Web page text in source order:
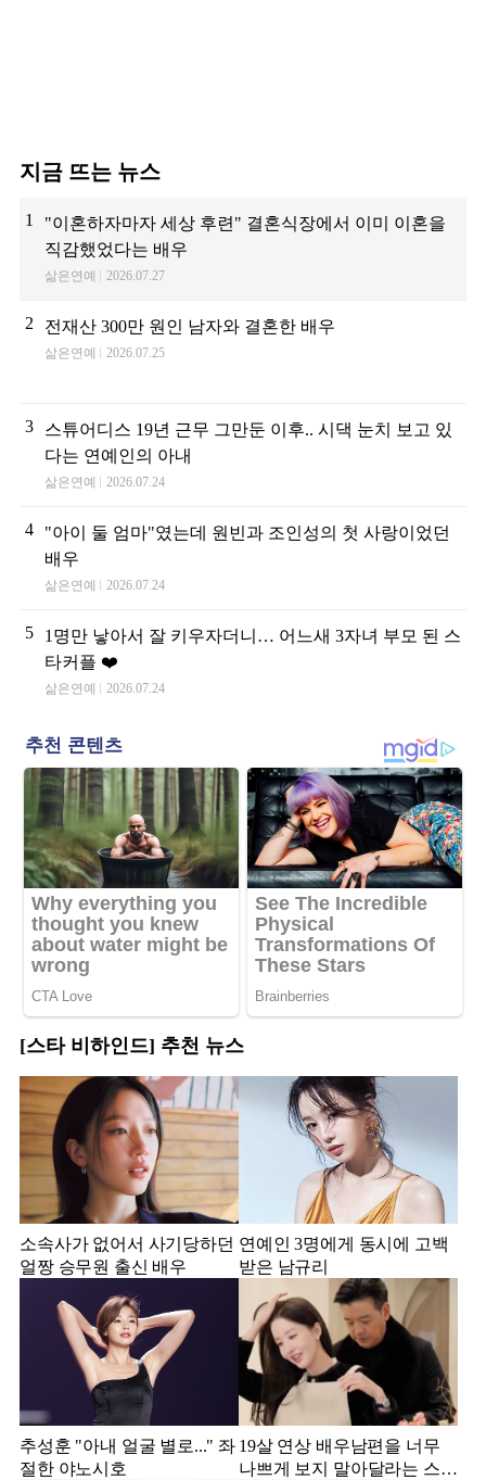
지금 뜨는 뉴스
1
"이혼하자마자 세상 후련" 결혼식장에서 이미 이혼을
직감했었다는 배우
삶은연예 2026.07.27
2 전재산 300만 원인 남자와 결혼한 배우
삶은연예 2026.07.25
3
스튜어디스 19년 근무 그만둔 이후.. 시댁 눈치 보고 있
다는 연예인의 아내
삶은연예 2026.07.24
4
"아이 둘 엄마"였는데 원빈과 조인성의 첫 사랑이었던
배우
삶은연예 2026.07.24
5
1명만 낳아서 잘 키우자더니… 어느새 3자녀 부모 된 스
타커플 ❤️
삶은연예 2026.07.24
[스타 비하인드] 추천 뉴스
소속사가 없어서 사기당하던
얼짱 승무원 출신 배우
연예인 3명에게 동시에 고백
받은 남규리
추성훈 "아내 얼굴 별로..." 좌
절한 야노시호
19살 연상 배우남편을 너무
나쁘게 보지 말아달라는 스타